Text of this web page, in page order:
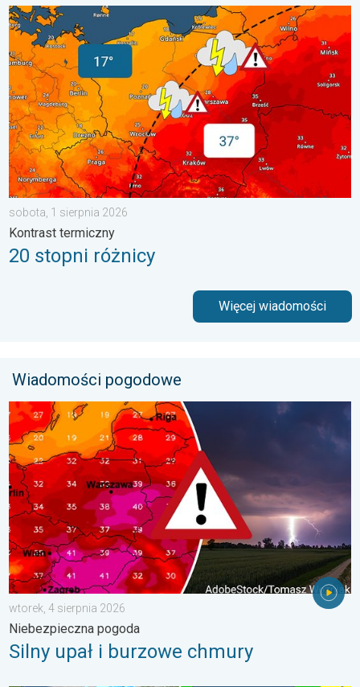
20 stopni różnicy. Kontrast termiczny. . . sobota, 1 sierpnia
sobota, 1 sierpnia 2026
Kontrast termiczny
20 stopni różnicy
Więcej wiadomości
Wiadomości pogodowe
Silny upał i burzowe chmury. Niebezpieczna pogoda. . .
wtorek, 4 sierpnia 2026
Niebezpieczna pogoda
Silny upał i burzowe chmury